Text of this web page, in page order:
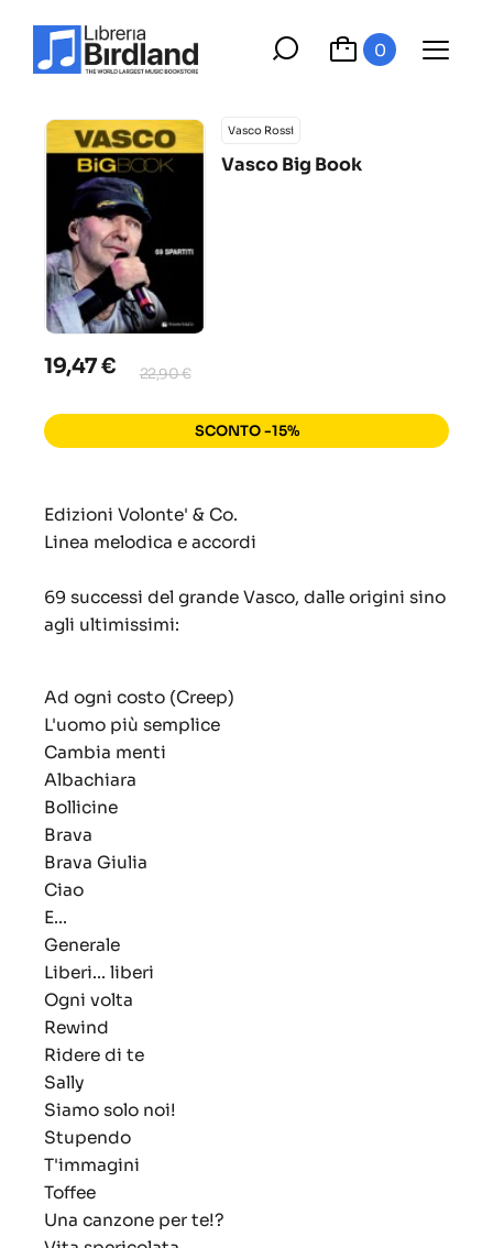
0
Vasco Rossi
Vasco Big Book
19,47 € 22,90 €
SCONTO -15%
Edizioni Volonte' & Co.
Linea melodica e accordi
69 successi del grande Vasco, dalle origini sino
agli ultimissimi:
Ad ogni costo (Creep)
L'uomo più semplice
Cambia menti
Albachiara
Bollicine
Brava
Brava Giulia
Ciao
E...
Generale
Liberi... liberi
Ogni volta
Rewind
Ridere di te
Sally
Siamo solo noi!
Stupendo
T'immagini
Toffee
Una canzone per te!?